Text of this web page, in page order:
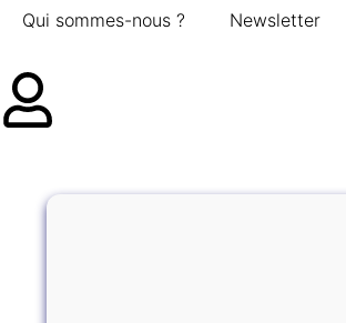
Qui sommes-nous ? Newsletter